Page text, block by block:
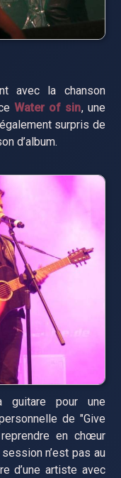
avec la chanson
Water of sin, une
surpris de
d’album.
guitare pour une
de "Give
en chœur
n’est pas au
d’une artiste avec